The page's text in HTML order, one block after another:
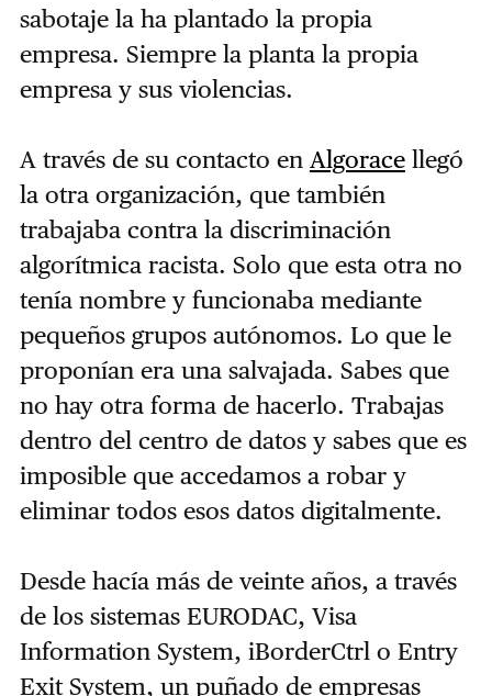
sabotaje la ha plantado la propia
empresa. Siempre la planta la propia
empresa y sus violencias.
A través de su contacto en Algoracellegó
la otra organización, que también
trabajaba contra la discriminación
algorítmica racista. Solo que esta otra no
tenía nombre y funcionaba mediante
pequeños grupos autónomos. Lo que le
proponían era una salvajada. Sabes que
no hay otra forma de hacerlo. Trabajas
dentro del centro de datos y sabes que es
imposible que accedamos a robar y
eliminar todos esos datos digitalmente.
Desde hacía más de veinte años, a través
de los sistemas EURODAC, Visa
Information System, iBorderCtrl o Entry
Exit System, un puñado de empresas